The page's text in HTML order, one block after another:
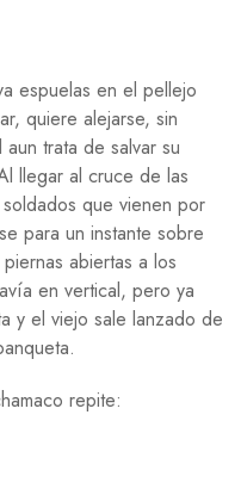
espuelas en el pellejo
quiere alejarse, sin
trata de salvar su
llegar al cruce de las
que vienen por
para un instante sobre
abiertas a los
en vertical, pero ya
y el viejo sale lanzado de
repite: